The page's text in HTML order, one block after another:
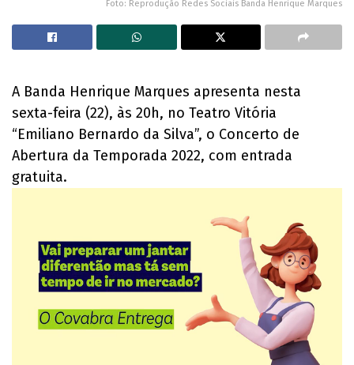
Foto: Reprodução Redes Sociais Banda Henrique Marques
A Banda Henrique Marques apresenta nesta
sexta-feira (22), às 20h, no Teatro Vitória
“Emiliano Bernardo da Silva”, o Concerto de
Abertura da Temporada 2022, com entrada
gratuita.